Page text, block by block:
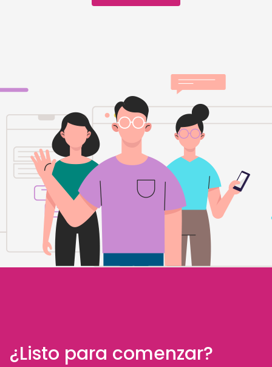
¿Listo para comenzar?